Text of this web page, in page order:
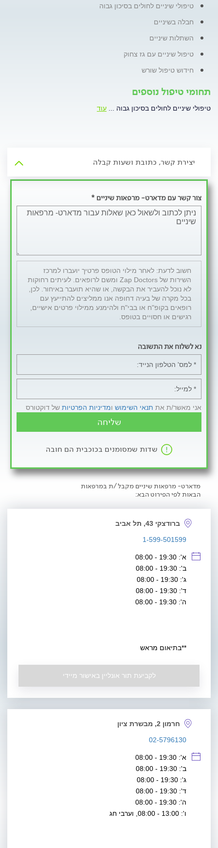
טיפולי שיניים לחולים בסיכון גבוה
חבלה בשיניים
השתלות שיניים
טיפול שיניים עם גז צחוק
חידוש טיפול שורש
תחומי טיפול נוספים
טיפולי שיניים לחולים בסיכון גבוה עוד
יצירת קשר, כתובת ושעות קבלה
צור קשר עם מדארט- מרפאות שיניים *
חשוב לדעת: לאחר מילוי הטופס פרטיך יועברו למרכז
השירות של Zap Doctors ומשם לרופאים. לעיתים רחוקות
לא נוכל להעביר את הבקשה, או שהיא תועבר באיחור. לכן,
בכל מקרה של בעיה דחופה אנו ממליצים להתייעץ עם
רופאים בקופ"ח או בבי"ח ולהימנע ממילוי פרטים אישיים,
רגישים או חסויים בטופס.
נא לשלוח את התשובה
אני מאשר/ת את תנאי השימוש ומדיניות הפרטיות של דוקטורס
שליחה
שדות שמסומנים בכוכבית הם חובה
מדארט- מרפאות שיניים מקבל/ת במרפאות
הבאות לפי הפירוט הבא:
ברודצקי 43, תל אביב
1-599-501599
א': 19:30 - 08:00
ב': 19:30 - 08:00
ג': 19:30 - 08:00
ד': 19:30 - 08:00
ה': 19:30 - 08:00
**בתיאום מראש
לקביעת תור אונליין באישור מיידי
חרמון 2, מבשרת ציון
02-5796130
א': 19:30 - 08:00
ב': 19:30 - 08:00
ג': 19:30 - 08:00
ד': 19:30 - 08:00
ה': 19:30 - 08:00
ו': 13:00 - 08:00, וערבי חג